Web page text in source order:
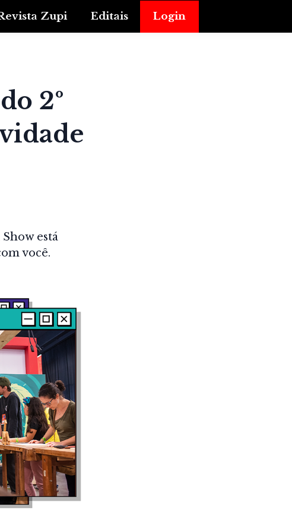
Zupi Editais Login
2º
está
você.